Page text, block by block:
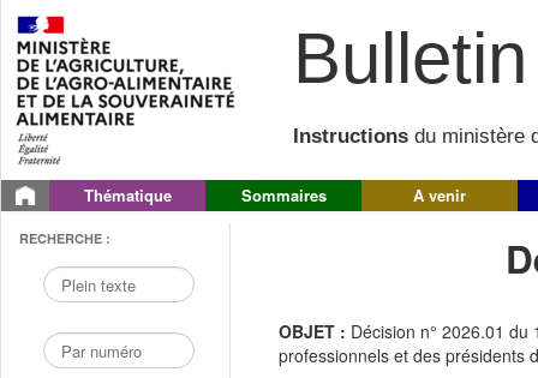
Instructions du ministère
Thématique Sommaires A venir
RECHERCHE :
OBJET : Décision n° 2026.01
professionnels et des présidents